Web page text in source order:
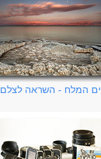
ים המלח - השראה לצלם